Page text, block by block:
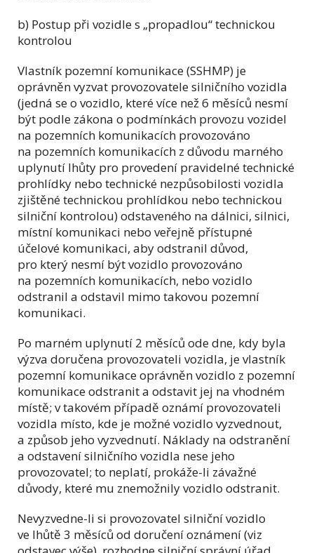
b) Postup při vozidle s „propadlou“ technickou
kontrolou
Vlastník pozemní komunikace (SSHMP) je
oprávněn vyzvat provozovatele silničního vozidla
(jedná se o vozidlo, které více než 6 měsíců nesmí
být podle zákona o podmínkách provozu vozidel
na pozemních komunikacích provozováno
na pozemních komunikacích z důvodu marného
uplynutí lhůty pro provedení pravidelné technické
prohlídky nebo technické nezpůsobilosti vozidla
zjištěné technickou prohlídkou nebo technickou
silniční kontrolou) odstaveného na dálnici, silnici,
místní komunikaci nebo veřejně přístupné
účelové komunikaci, aby odstranil důvod,
pro který nesmí být vozidlo provozováno
na pozemních komunikacích, nebo vozidlo
odstranil a odstavil mimo takovou pozemní
komunikaci.
Po marném uplynutí 2 měsíců ode dne, kdy byla
výzva doručena provozovateli vozidla, je vlastník
pozemní komunikace oprávněn vozidlo z pozemní
komunikace odstranit a odstavit jej na vhodném
místě; v takovém případě oznámí provozovateli
vozidla místo, kde je možné vozidlo vyzvednout,
a způsob jeho vyzvednutí. Náklady na odstranění
a odstavení silničního vozidla nese jeho
provozovatel; to neplatí, prokáže-li závažné
důvody, které mu znemožnily vozidlo odstranit.
Nevyzvedne-li si provozovatel silniční vozidlo
ve lhůtě 3 měsíců od doručení oznámení (viz